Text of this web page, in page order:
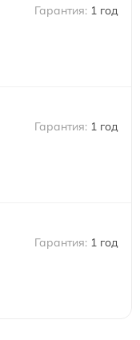
1 год
1 год
1 год